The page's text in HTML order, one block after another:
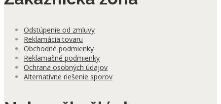
Odstúpenie od zmluvy
Reklamácia tovaru
Obchodné podmienky
Reklamačné podmienky
Ochrana osobných údajov
Alternatívne riešenie sporov